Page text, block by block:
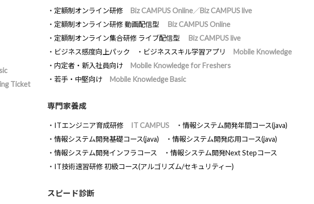
Ticket
定額制オンライン研修
Biz CAMPUS Online／Biz CAMPUS live
定額制オンライン研修 動画配信型
Biz CAMPUS Online
定額制オンライン集合研修 ライブ配信型
Biz CAMPUS live
ビジネス感度向上パック
ビジネススキル学習アプリ
Mobile Knowledge
内定者・新入社員向け
Mobile Knowledge for Freshers
若手・中堅向け
Mobile Knowledge Basic
専門家養成
ITエンジニア育成研修 IT CAMPUS
情報システム開発年間コース(java)
情報システム開発基礎コース(java)
情報システム開発応用コース(java)
情報システム開発インフラコース
情報システム開発Next Stepコース
IT技術速習研修 初級コース(アルゴリズム/セキュリティー)
スピード診断